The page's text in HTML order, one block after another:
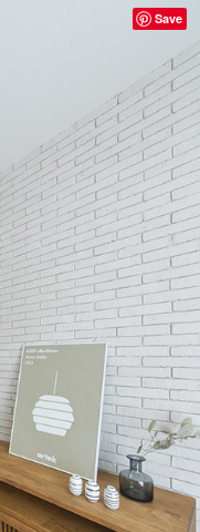
Save